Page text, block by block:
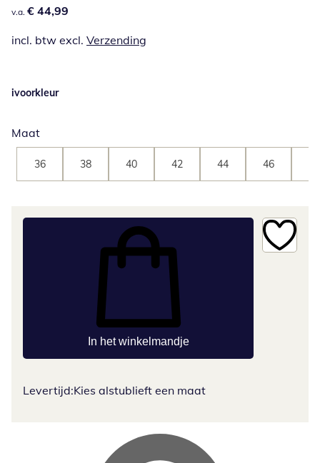
€ 44,99
v.a. € 44,99
incl. btw excl. Verzending
ivoorkleur
Maat
36 38 40 42 44 46
In het winkelmandje
Levertijd:Kies alstublieft een maat